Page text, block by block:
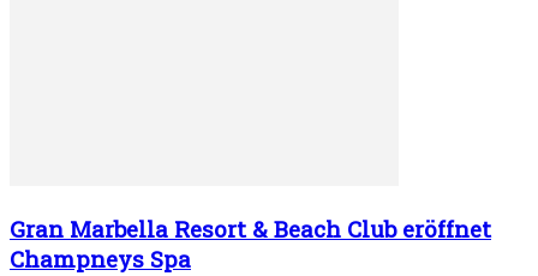
Gran Marbella Resort & Beach Club eröffnet
Champneys Spa